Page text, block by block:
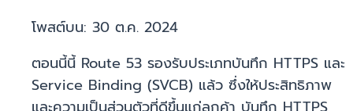
โพสต์บน: 30 ต.ค. 2024
ตอนนี้นี้ Route 53 รองรับประเภทบันทึก HTTPS และ
Service Binding (SVCB) แล้ว ซึ่งให้ประสิทธิภาพ